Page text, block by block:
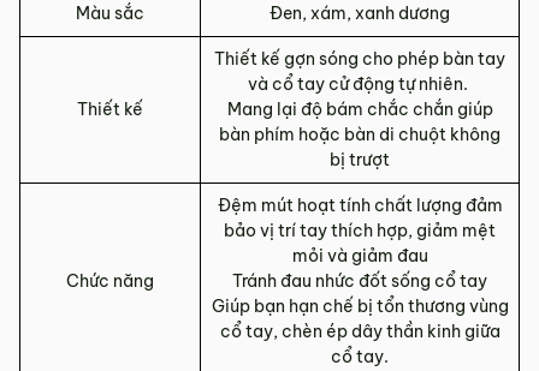
Màu sắc Đen, xám, xanh dương
Thiết kế
Thiết kế gợn sóng cho phép bàn tay
và cổ tay cử động tự nhiên.
Mang lại độ bám chắc chắn giúp
bàn phím hoặc bàn di chuột không
bị trượt
Chức năng
Đệm mút hoạt tính chất lượng đảm
bảo vị trí tay thích hợp, giảm mệt
mỏi và giảm đau
Tránh đau nhức đốt sống cổ tay
Giúp bạn hạn chế bị tổn thương vùng
cổ tay, chèn ép dây thần kinh giữa
cổ tay.